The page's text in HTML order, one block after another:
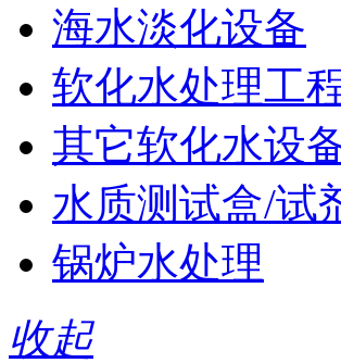
海水淡化设备
软化水处理工
其它软化水设
水质测试盒/试
锅炉水处理
收起